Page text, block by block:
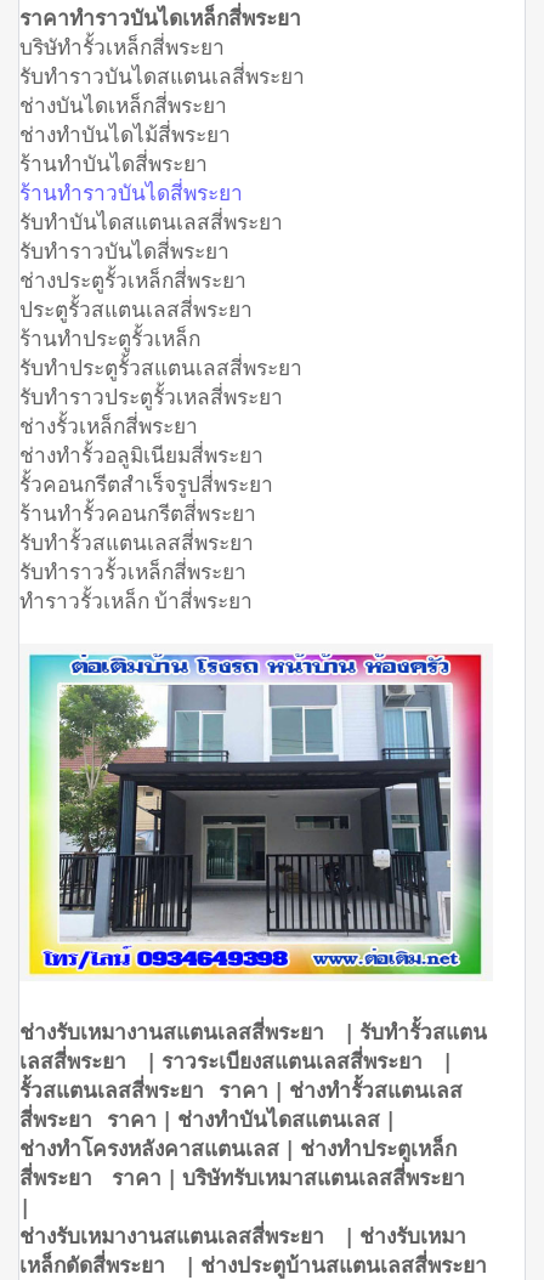
ราคาทำราวบันไดเหล็กสี่พระยา
บริษัทำรั้วเหล็กสี่พระยา
รับทำราวบันไดสแตนเลสี่พระยา
ช่างบันไดเหล็กสี่พระยา
ช่างทำบันไดไม้สี่พระยา
ร้านทำบันไดสี่พระยา
ร้านทำราวบันไดสี่พระยา
รับทำบันไดสแตนเลสสี่พระยา
รับทำราวบันไดสี่พระยา
ช่างประตูรั้วเหล็กสี่พระยา
ประตูรั้วสแตนเลสสี่พระยา
ร้านทำประตูรั้วเหล็ก
รับทำประตูรั้วสแตนเลสสี่พระยา
รับทำราวประตูรั้วเหลสี่พระยา
ช่างรั้วเหล็กสี่พระยา
ช่างทำรั้วอลูมิเนียมสี่พระยา
รั้วคอนกรีตสำเร็จรูปสี่พระยา
ร้านทำรั้วคอนกรีตสี่พระยา
รับทำรั้วสแตนเลสสี่พระยา
รับทำราวรั้วเหล็กสี่พระยา
ทำราวรั้วเหล็ก บ้าสี่พระยา
ช่างรับเหมางานสแตนเลสสี่พระยา | รับทำรั้วสแตน
เลสสี่พระยา | ราวระเบียงสแตนเลสสี่พระยา |
รั้วสแตนเลสสี่พระยา ราคา | ช่างทำรั้วสแตนเลส
สี่พระยา ราคา | ช่างทำบันไดสแตนเลส |
ช่างทำโครงหลังคาสแตนเลส | ช่างทำประตูเหล็ก
สี่พระยา ราคา | บริษัทรับเหมาสแตนเลสสี่พระยา
|
ช่างรับเหมางานสแตนเลสสี่พระยา | ช่างรับเหมา
เหล็กดัดสี่พระยา | ช่างประตูบ้านสแตนเลสสี่พระยา